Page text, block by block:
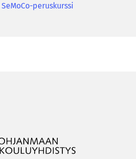
peruskurssi